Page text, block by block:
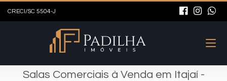
CRECI/SC 5504-J
Salas Comerciais à Venda em Itajaí -